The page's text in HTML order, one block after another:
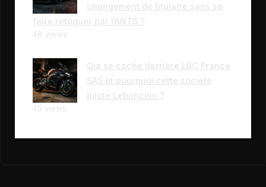
changement de titulaire sans se
faire retoquer par l’ANTS ?
48 views
Qui se cache derrière LBC France
SAS et pourquoi cette société
pilote Leboncoin ?
45 views